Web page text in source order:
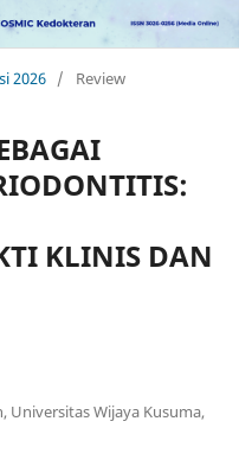
2026 / Review
KLINIS DAN
Universitas Wijaya Kusuma,